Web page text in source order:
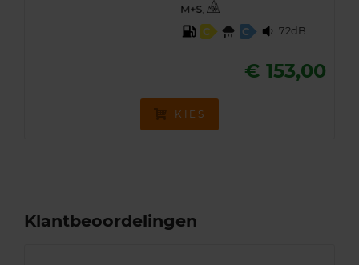
,
C
C 72dB
€ 153,00
KIES
Klantbeoordelingen